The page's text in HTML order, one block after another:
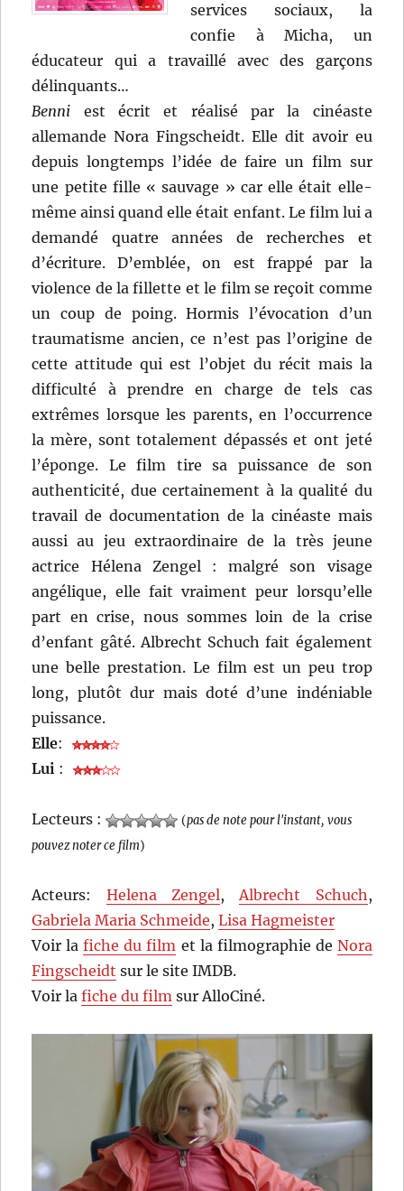
services sociaux, la
confie à Micha, un
éducateur qui a travaillé avec des garçons
délinquants…
Benni est écrit et réalisé par la cinéaste
allemande Nora Fingscheidt. Elle dit avoir eu
depuis longtemps l’idée de faire un film sur
une petite fille « sauvage » car elle était elle-
même ainsi quand elle était enfant. Le film lui a
demandé quatre années de recherches et
d’écriture. D’emblée, on est frappé par la
violence de la fillette et le film se reçoit comme
un coup de poing. Hormis l’évocation d’un
traumatisme ancien, ce n’est pas l’origine de
cette attitude qui est l’objet du récit mais la
difficulté à prendre en charge de tels cas
extrêmes lorsque les parents, en l’occurrence
la mère, sont totalement dépassés et ont jeté
l’éponge. Le film tire sa puissance de son
authenticité, due certainement à la qualité du
travail de documentation de la cinéaste mais
aussi au jeu extraordinaire de la très jeune
actrice Hélena Zengel : malgré son visage
angélique, elle fait vraiment peur lorsqu’elle
part en crise, nous sommes loin de la crise
d’enfant gâté. Albrecht Schuch fait également
une belle prestation. Le film est un peu trop
long, plutôt dur mais doté d’une indéniable
puissance.
Elle:
Lui :
Lecteurs : (pas de note pour l'instant, vous
pouvez noter ce film)
Acteurs: Helena Zengel,Albrecht Schuch,
Gabriela Maria Schmeide,Lisa Hagmeister
Voir lafiche du film et la filmographie de Nora
Fingscheidt sur le site IMDB.
Voir lafiche du film sur AlloCiné.